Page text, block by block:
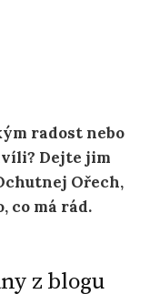
radost nebo
Dejte jim
Ořech,
co má rád.
z blogu